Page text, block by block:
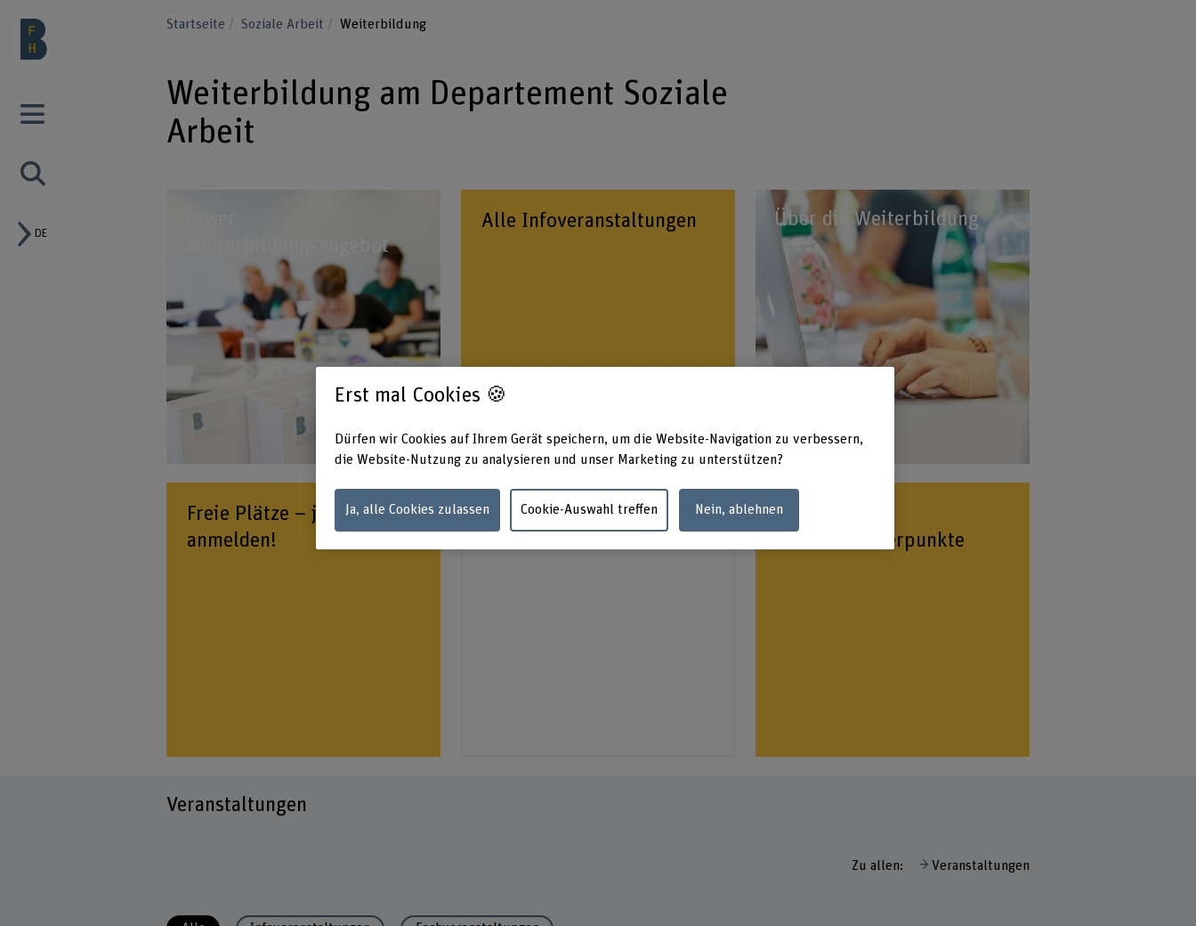
DE
Startseite Soziale Arbeit Weiterbildung
Weiterbildung am Departement Soziale
Arbeit
Weiterbildungsangebot
MAS CAS SAS + Fachkurse
Alle Infoveranstaltungen
Infoveranstaltungen
Über die Weiterbildung
Freie Plätze – jetzt
anmelden!
Erwachsenenschutzbehörden (KESB)
Neu im Angebot
Unsere
Themenschwerpunkte
Veranstaltungen
Zu allen: Veranstaltungen
Erst mal Cookies 🍪
Dürfen wir Cookies auf Ihrem Gerät speichern, um die Website-Navigation zu verbessern,
die Website-Nutzung zu analysieren und unser Marketing zu unterstützen?
Ja, alle Cookies zulassen Cookie-Auswahl treffen Nein, ablehnen